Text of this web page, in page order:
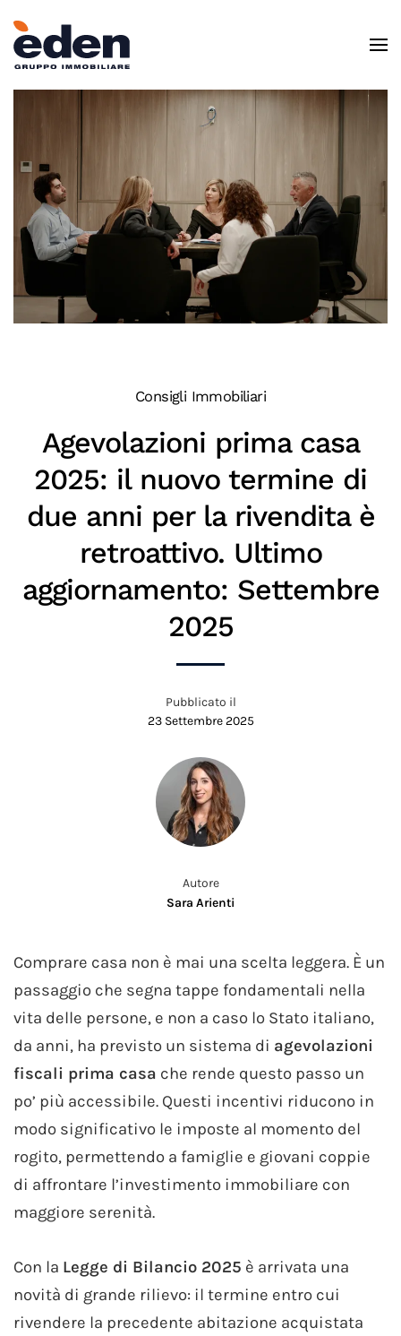
Skip to main content
Consigli Immobiliari
Agevolazioni prima casa
2025: il nuovo termine di
due anni per la rivendita è
retroattivo. Ultimo
aggiornamento: Settembre
2025
Pubblicato il
23 Settembre 2025
Autore
Sara Arienti
Comprare casa non è mai una scelta leggera. È un
passaggio che segna tappe fondamentali nella
vita delle persone, e non a caso lo Stato italiano,
da anni, ha previsto un sistema di agevolazioni
fiscali prima casa che rende questo passo un
po’ più accessibile. Questi incentivi riducono in
modo significativo le imposte al momento del
rogito, permettendo a famiglie e giovani coppie
di affrontare l’investimento immobiliare con
maggiore serenità.
Con la Legge di Bilancio 2025 è arrivata una
novità di grande rilievo: il termine entro cui
rivendere la precedente abitazione acquistata